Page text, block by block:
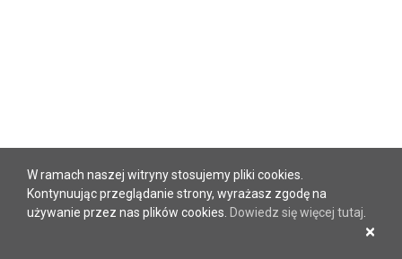
W ramach naszej witryny stosujemy pliki cookies.
Kontynuując przeglądanie strony, wyrażasz zgodę na
używanie przez nas plików cookies. Dowiedz się więcej tutaj
×